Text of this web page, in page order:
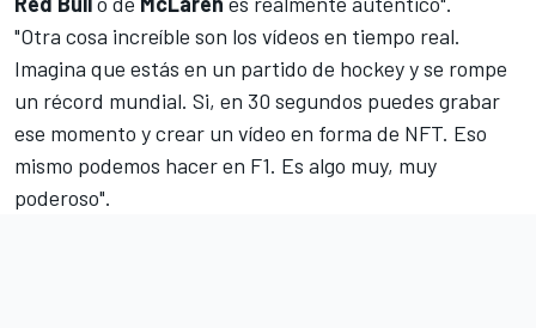
"Otra cosa increíble son los vídeos en tiempo real.
Imagina que estás en un partido de hockey y se rompe
un récord mundial. Si, en 30 segundos puedes grabar
ese momento y crear un vídeo en forma de NFT. Eso
mismo podemos hacer en F1. Es algo muy, muy
poderoso".